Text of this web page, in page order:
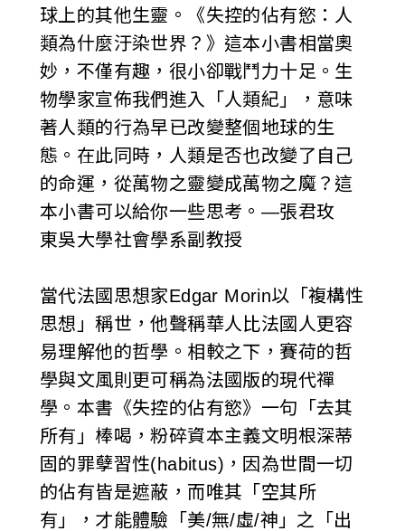
球上的其他生靈。《失控的佔有慾：人
類為什麼汙染世界？》這本小書相當奧
妙，不僅有趣，很小卻戰鬥力十足。生
物學家宣佈我們進入「人類紀」，意味
著人類的行為早已改變整個地球的生
態。在此同時，人類是否也改變了自己
的命運，從萬物之靈變成萬物之魔？這
本小書可以給你一些思考。—張君玫
東吳大學社會學系副教授
當代法國思想家Edgar Morin以「複構性
思想」稱世，他聲稱華人比法國人更容
易理解他的哲學。相較之下，賽荷的哲
學與文風則更可稱為法國版的現代禪
學。本書《失控的佔有慾》一句「去其
所有」棒喝，粉碎資本主義文明根深蒂
固的罪孽習性(habitus)，因為世間一切
的佔有皆是遮蔽，而唯其「空其所
有」，才能體驗「美/無/虛/神」之「出